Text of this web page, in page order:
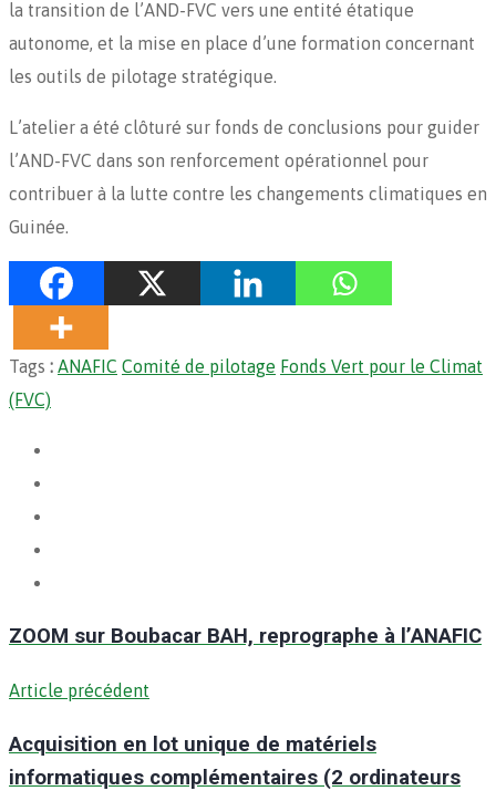
la transition de l’AND-FVC vers une entité étatique
autonome, et la mise en place d’une formation concernant
les outils de pilotage stratégique.
L’atelier a été clôturé sur fonds de conclusions pour guider
l’AND-FVC dans son renforcement opérationnel pour
contribuer à la lutte contre les changements climatiques en
Guinée.
Tags : ANAFIC Comité de pilotage Fonds Vert pour le Climat
(FVC)
ZOOM sur Boubacar BAH, reprographe à l’ANAFIC
Article précédent
Acquisition en lot unique de matériels
informatiques complémentaires (2 ordinateurs